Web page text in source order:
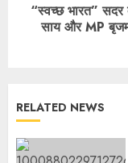
“स्वच्छ भारत” सदर
साय और MP
RELATED NEWS